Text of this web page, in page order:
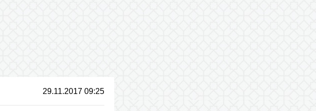
29.11.2017 09:25